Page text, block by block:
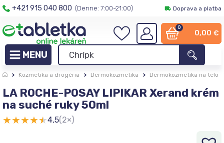
+421 915 040 800 (Denne: 7:00-21:00) Doprava a platba
0
0,00 €
> Kozmetika a drogéria > Dermokozmetika > Dermokozmetika na telo
LA ROCHE-POSAY LIPIKAR Xerand krém
na suché ruky 50ml
★★★★★4,5(2×)